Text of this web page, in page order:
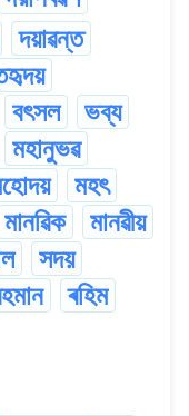
দয়াৱন্ত
বৎসল
ভব্য
মহানুভৱ
মহৎ
মানৱিক
মানৱীয়
সদয়
ৰহিম